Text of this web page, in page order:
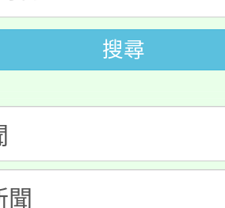
及游泳池舉行。
低收入戶享有免
惠，中低收入戶
惠，詳情可洽有
造教育及科技
增能研習
造教育及科技中
習
生活教案入校路
農教育專業人
搜尋